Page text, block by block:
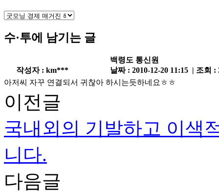
수·투에 남기는 글
백령도 통신원
작성자 : km***
날짜 : 2010-12-20 11:15 | 조회 :
아저씨 자꾸 연결되서 귀찮아 하시는듯하네요ㅎㅎ
이전글
국내외의 기발하고 이색
니다.
다음글